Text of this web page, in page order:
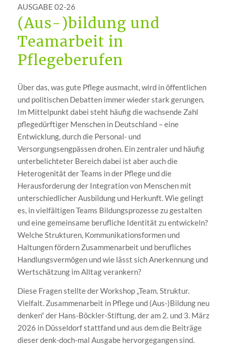
AUSGABE 02-26
(Aus-)bildung und
Teamarbeit in
Pflegeberufen
Über das, was gute Pflege ausmacht, wird in öffentlichen
und politischen Debatten immer wieder stark gerungen.
Im Mittelpunkt dabei steht häufig die wachsende Zahl
pflegedürftiger Menschen in Deutschland – eine
Entwicklung, durch die Personal- und
Versorgungsengpässen drohen. Ein zentraler und häufig
unterbelichteter Bereich dabei ist aber auch die
Heterogenität der Teams in der Pflege und die
Herausforderung der Integration von Menschen mit
unterschiedlicher Ausbildung und Herkunft. Wie gelingt
es, in vielfältigen Teams Bildungsprozesse zu gestalten
und eine gemeinsame berufliche Identität zu entwickeln?
Welche Strukturen, Kommunikationsformen und
Haltungen fördern Zusammenarbeit und berufliches
Handlungsvermögen und wie lässt sich Anerkennung und
Wertschätzung im Alltag verankern?
Diese Fragen stellte der Workshop „Team. Struktur.
Vielfalt. Zusammenarbeit in Pflege und (Aus-)Bildung neu
denken“ der Hans-Böckler-Stiftung, der am 2. und 3. März
2026 in Düsseldorf stattfand und aus dem die Beiträge
dieser denk-doch-mal Ausgabe hervorgegangen sind.